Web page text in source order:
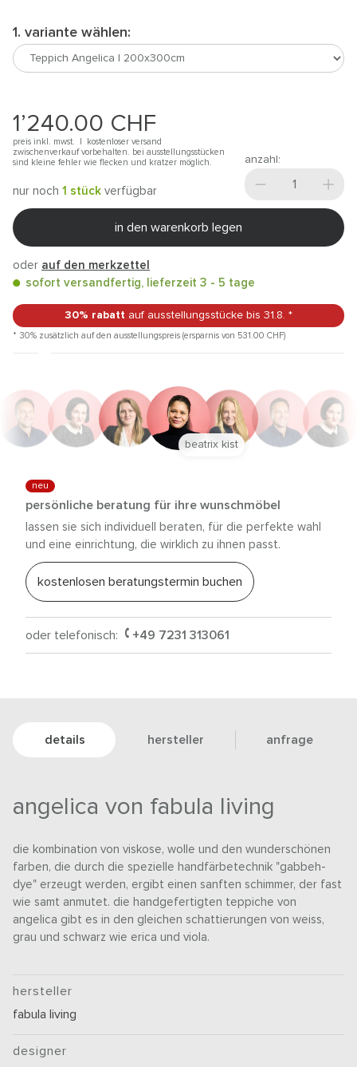
1. variante wählen:
1’240.00 CHF
preis inkl. mwst. |
kostenloser versand
zwischenverkauf vorbehalten. bei ausstellungsstücken
sind kleine fehler wie flecken und kratzer möglich.
nur noch 1 stück verfügbar
anzahl:
in den warenkorb legen
oder auf den merkzettel
sofort versandfertig, lieferzeit 3 - 5 tage
30% rabatt auf ausstellungsstücke bis 31.8. *
* 30% zusätzlich auf den ausstellungspreis (ersparnis von 531.00 CHF)
neu
persönliche beratung für ihre wunschmöbel
lassen sie sich individuell beraten, für die perfekte wahl
und eine einrichtung, die wirklich zu ihnen passt.
kostenlosen beratungstermin buchen
oder telefonisch: +49 7231 313061
beatrix kist
details hersteller anfrage
angelica von fabula living
die kombination von viskose, wolle und den wunderschönen
farben, die durch die spezielle handfärbetechnik "gabbeh-
dye" erzeugt werden, ergibt einen sanften schimmer, der fast
wie samt anmutet. die handgefertigten teppiche von
angelica gibt es in den gleichen schattierungen von weiss,
grau und schwarz wie erica und viola.
hersteller
fabula living
designer